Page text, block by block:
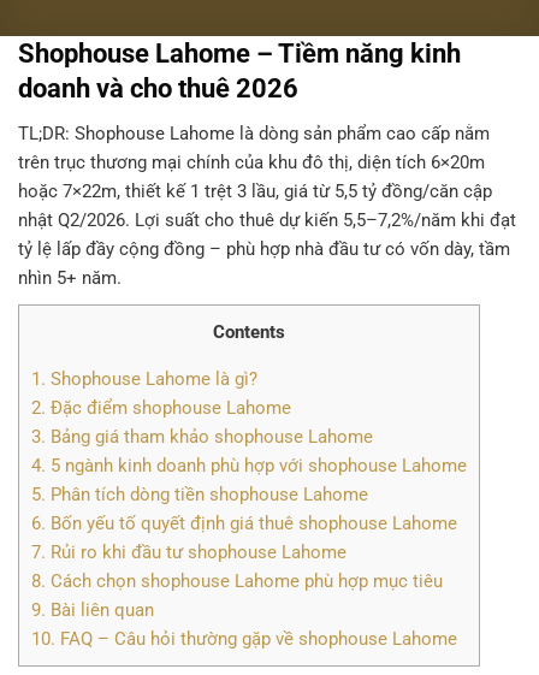
Shophouse Lahome – Tiềm năng kinh
doanh và cho thuê 2026
TL;DR: Shophouse Lahome là dòng sản phẩm cao cấp nằm
trên trục thương mại chính của khu đô thị, diện tích 6×20m
hoặc 7×22m, thiết kế 1 trệt 3 lầu, giá từ 5,5 tỷ đồng/căn cập
nhật Q2/2026. Lợi suất cho thuê dự kiến 5,5–7,2%/năm khi đạt
tỷ lệ lấp đầy cộng đồng – phù hợp nhà đầu tư có vốn dày, tầm
nhìn 5+ năm.
Contents
1. Shophouse Lahome là gì?
2. Đặc điểm shophouse Lahome
3. Bảng giá tham khảo shophouse Lahome
4. 5 ngành kinh doanh phù hợp với shophouse Lahome
5. Phân tích dòng tiền shophouse Lahome
6. Bốn yếu tố quyết định giá thuê shophouse Lahome
7. Rủi ro khi đầu tư shophouse Lahome
8. Cách chọn shophouse Lahome phù hợp mục tiêu
9. Bài liên quan
10. FAQ – Câu hỏi thường gặp về shophouse Lahome